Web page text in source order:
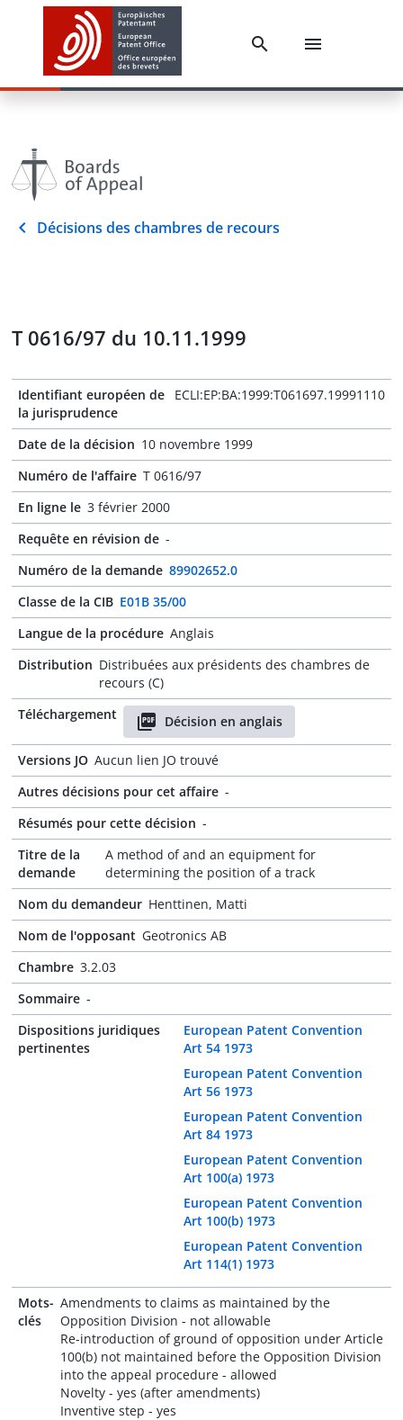
Décisions des chambres de recours
T 0616/97 du 10.11.1999
Identifiant européen de
la jurisprudence
ECLI:EP:BA:1999:T061697.19991110
Date de la décision 10 novembre 1999
Numéro de l'affaire T 0616/97
En ligne le 3 février 2000
Requête en révision de -
Numéro de la demande 89902652.0
Classe de la CIB E01B 35/00
Langue de la procédure Anglais
Distribution Distribuées aux présidents des chambres de
recours (C)
Téléchargement
Décision en anglais
Versions JO Aucun lien JO trouvé
Autres décisions pour cet affaire -
Résumés pour cette décision -
Titre de la
demande
A method of and an equipment for
determining the position of a track
Nom du demandeur Henttinen, Matti
Nom de l'opposant Geotronics AB
Chambre 3.2.03
Sommaire -
Dispositions juridiques
pertinentes
European Patent Convention
Art 54 1973
European Patent Convention
Art 56 1973
European Patent Convention
Art 84 1973
European Patent Convention
Art 100(a) 1973
European Patent Convention
Art 100(b) 1973
European Patent Convention
Art 114(1) 1973
Mots-
clés
Amendments to claims as maintained by the
Opposition Division - not allowable
Re-introduction of ground of opposition under Article
100(b) not maintained before the Opposition Division
into the appeal procedure - allowed
Novelty - yes (after amendments)
Inventive step - yes